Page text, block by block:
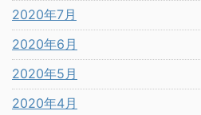
2020年7月
2020年6月
2020年5月
2020年4月